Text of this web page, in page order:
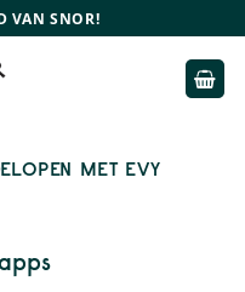
VAN SNOR!
MET EVY